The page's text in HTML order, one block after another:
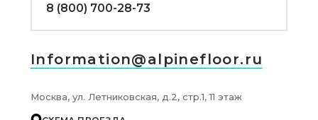
8 (800) 700-28-73
Information@alpinefloor.ru
Москва, ул. Летниковская, д.2, стр.1, 11 этаж